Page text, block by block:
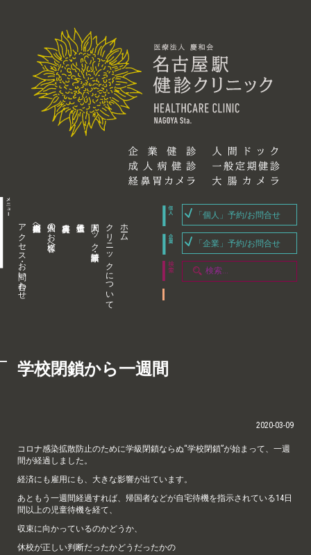
アクセス・お問い合わせ 企業内担当者様へ 個人のお客様へ 人間ドック・健康診断 クリニックについて ホーム
「個人」予約/お問合せ
「企業」予約/お問合せ
学校閉鎖から一週間
2020-03-09
コロナ感染拡散防止のために学級閉鎖ならぬ“学校閉鎖”が始まって、一週
間が経過しました。
経済にも雇用にも、大きな影響が出ています。
あともう一週間経過すれば、帰国者などが自宅待機を指示されている14日
間以上の児童待機を経て、
収束に向かっているのかどうか、
休校が正しい判断だったかどうだったかの